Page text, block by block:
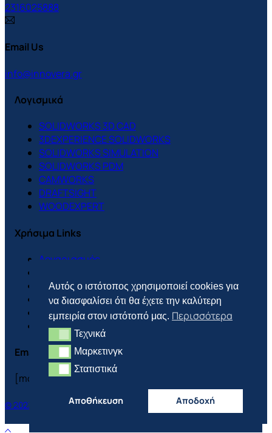
2316025888
Email Us
info@innovera.gr
Λογισμικά
SOLIDWORKS 3D CAD
3DEXPERIENCE SOLIDWORKS
SOLIDWORKS SIMULATION
SOLIDWORKS PDM
CAMWORKS
DRAFTSIGHT
WOODEXPERT
Χρήσιμα Links
Λογαριασμός
Πολιτική Cookies
Πολιτική Απορρήτου
Πολιτική Επιστροφών
Τρόποι Πληρωμής & Αποστολής
Email
[mc4wp_form id=”3702″]
© 2023 CONCEPTION AND DEVELOPMENT BY FLWD.DIGITAL
Αυτός ο ιστότοπος χρησιμοποιεί cookies για
να διασφαλίσει ότι θα έχετε την καλύτερη
εμπειρία στον ιστότοπό μας. Περισσότερα
ΤεχνικάΤεχνικά
ΜαρκετινγκΜαρκετινγκ
ΣτατιστικάΣτατιστικά
Αποθήκευση Αποδοχή